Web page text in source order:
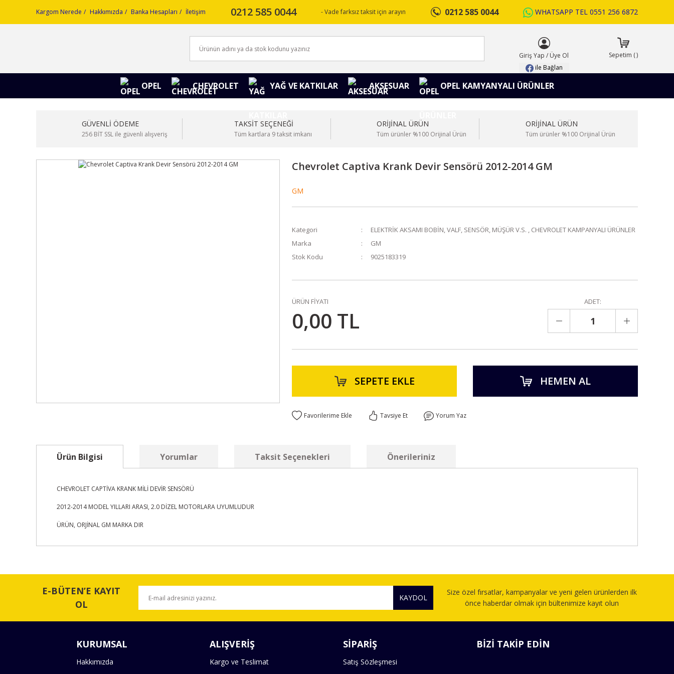
Kargom Nerede Hakkımızda Banka Hesapları İletişim 0212 585 0044 - Vade farksız taksit için arayın 0212 585 0044 WHATSAPP TEL 0551 256 6872
Giriş Yap / Üye Ol
ile Bağlan
Sepetim ()
OPEL CHEVROLET YAĞ VE KATKILAR AKSESUAR OPEL KAMYANYALI ÜRÜNLER
GÜVENLİ ÖDEME
256 BİT SSL ile güvenli alışveriş
TAKSİT SEÇENEĞİ
Tüm kartlara 9 taksit imkanı
ORİJİNAL ÜRÜN
Tüm ürünler %100 Orijinal Ürün
ORİJİNAL ÜRÜN
Tüm ürünler %100 Orijinal Ürün
Chevrolet Captiva Krank Devir Sensörü 2012-2014 GM
GM
Kategori ELEKTRİK AKSAMI BOBİN, VALF, SENSÖR, MÜŞÜR V.S. , CHEVROLET KAMPANYALI ÜRÜNLER
Marka
GM
Stok Kodu
9025183319
ÜRÜN FİYATI
0,00 TL
ADET:
SEPETE EKLE HEMEN AL
Tavsiye Et Yorum Yaz
Ürün Bilgisi Yorumlar Taksit Seçenekleri Önerileriniz
CHEVROLET CAPTİVA KRANK MİLİ DEVİR SENSÖRÜ
2012-2014 MODEL YILLARI ARASI, 2.0 DİZEL MOTORLARA UYUMLUDUR
ÜRÜN, ORJİNAL GM MARKA DIR
Görüş ve önerileriniz için teşekkür ederiz.
Ürün resmi kalitesiz, bozuk veya görüntülenemiyor.
Ürün fiyatı diğer sitelerden daha pahalı.
Bu ürüne benzer farklı alternatifler olmalı.
E-BÜTEN’E KAYIT
OL
KAYDOL
Size özel fırsatlar, kampanyalar ve yeni gelen ürünlerden ilk
önce haberdar olmak için bültenimize kayıt olun
KURUMSAL
Hakkımızda
ALIŞVERİŞ
Kargo ve Teslimat
SİPARİŞ
Satış Sözleşmesi
BİZİ TAKİP EDİN